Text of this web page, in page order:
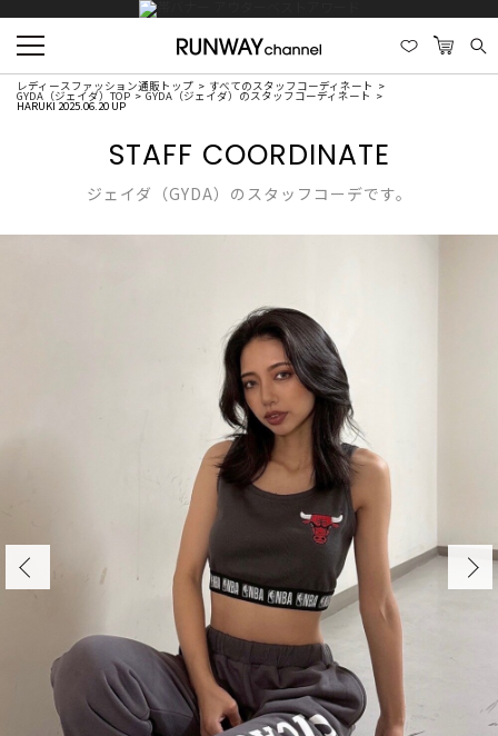
レディースファッション通販トップ すべてのスタッフコーディネート
GYDA（ジェイダ）TOP GYDA（ジェイダ）のスタッフコーディネート
HARUKI 2025.06.20 UP
STAFF COORDINATE
ジェイダ（GYDA）のスタッフコーデです。